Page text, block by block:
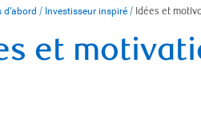
/ Investisseur inspiré / Idées et
et